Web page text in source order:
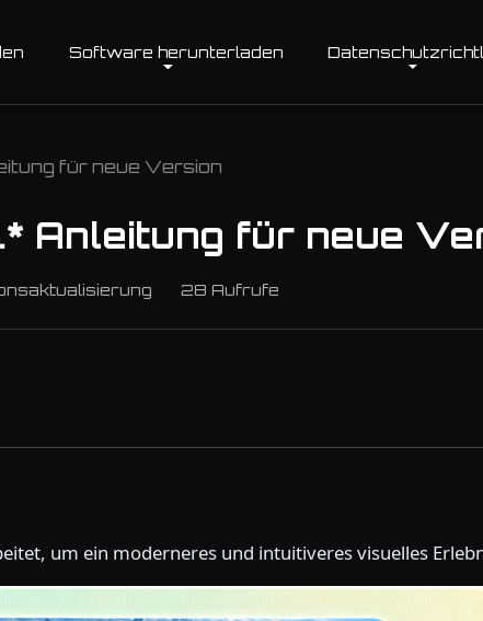
Software herunterladen
für neue Version
Anleitung für neue
28 Aufrufe
um ein moderneres und intuitiveres visuelles